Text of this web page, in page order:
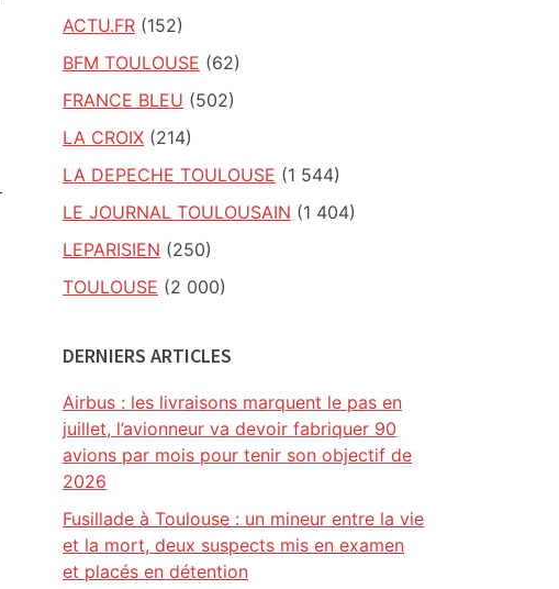
ACTU.FR (152)
BFM TOULOUSE (62)
FRANCE BLEU (502)
LA CROIX (214)
LA DEPECHE TOULOUSE (1 544)
LE JOURNAL TOULOUSAIN (1 404)
LEPARISIEN (250)
TOULOUSE (2 000)
DERNIERS ARTICLES
Airbus : les livraisons marquent le pas en
juillet, l’avionneur va devoir fabriquer 90
avions par mois pour tenir son objectif de
2026
Fusillade à Toulouse : un mineur entre la vie
et la mort, deux suspects mis en examen
et placés en détention